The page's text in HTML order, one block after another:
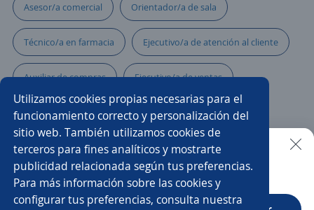
Asesor/a comercial Orientador/a de sala
Técnico/a en farmacia Ejecutivo/a de atención al cliente
Auxiliar de compras Ejecutivo/a de ventas
Asesor/a de crédito Cajero/a vendedor
Asesor/a call center ventas Teleoperador/a
Promotor ejecutivo cuentas pyme Impulsadora
Buscar es más fácil en la app
Utilizamos cookies propias necesarias para el
funcionamiento correcto y personalización del
sitio web. También utilizamos cookies de
terceros para fines analíticos y mostrarte
publicidad relacionada según tus preferencias.
Para más información sobre las cookies y
configurar tus preferencias, consulta nuestra